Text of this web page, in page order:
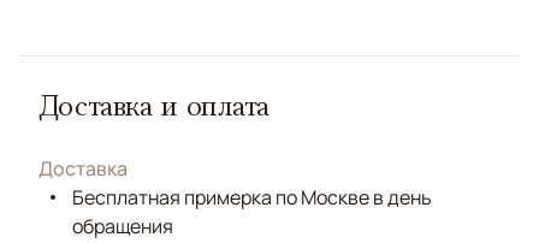
Доставка и оплата
Доставка
Бесплатная примерка по Москве в день
обращения